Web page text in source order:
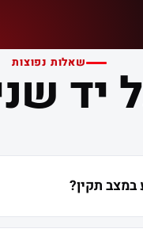
שאלות נפוצותיד
במצב תקין?